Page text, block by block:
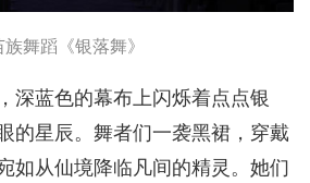
族舞蹈《银落舞》
深蓝色的幕布上闪烁着点点银
的星辰。舞者们一袭黑裙，穿戴
如从仙境降临凡间的精灵。她们